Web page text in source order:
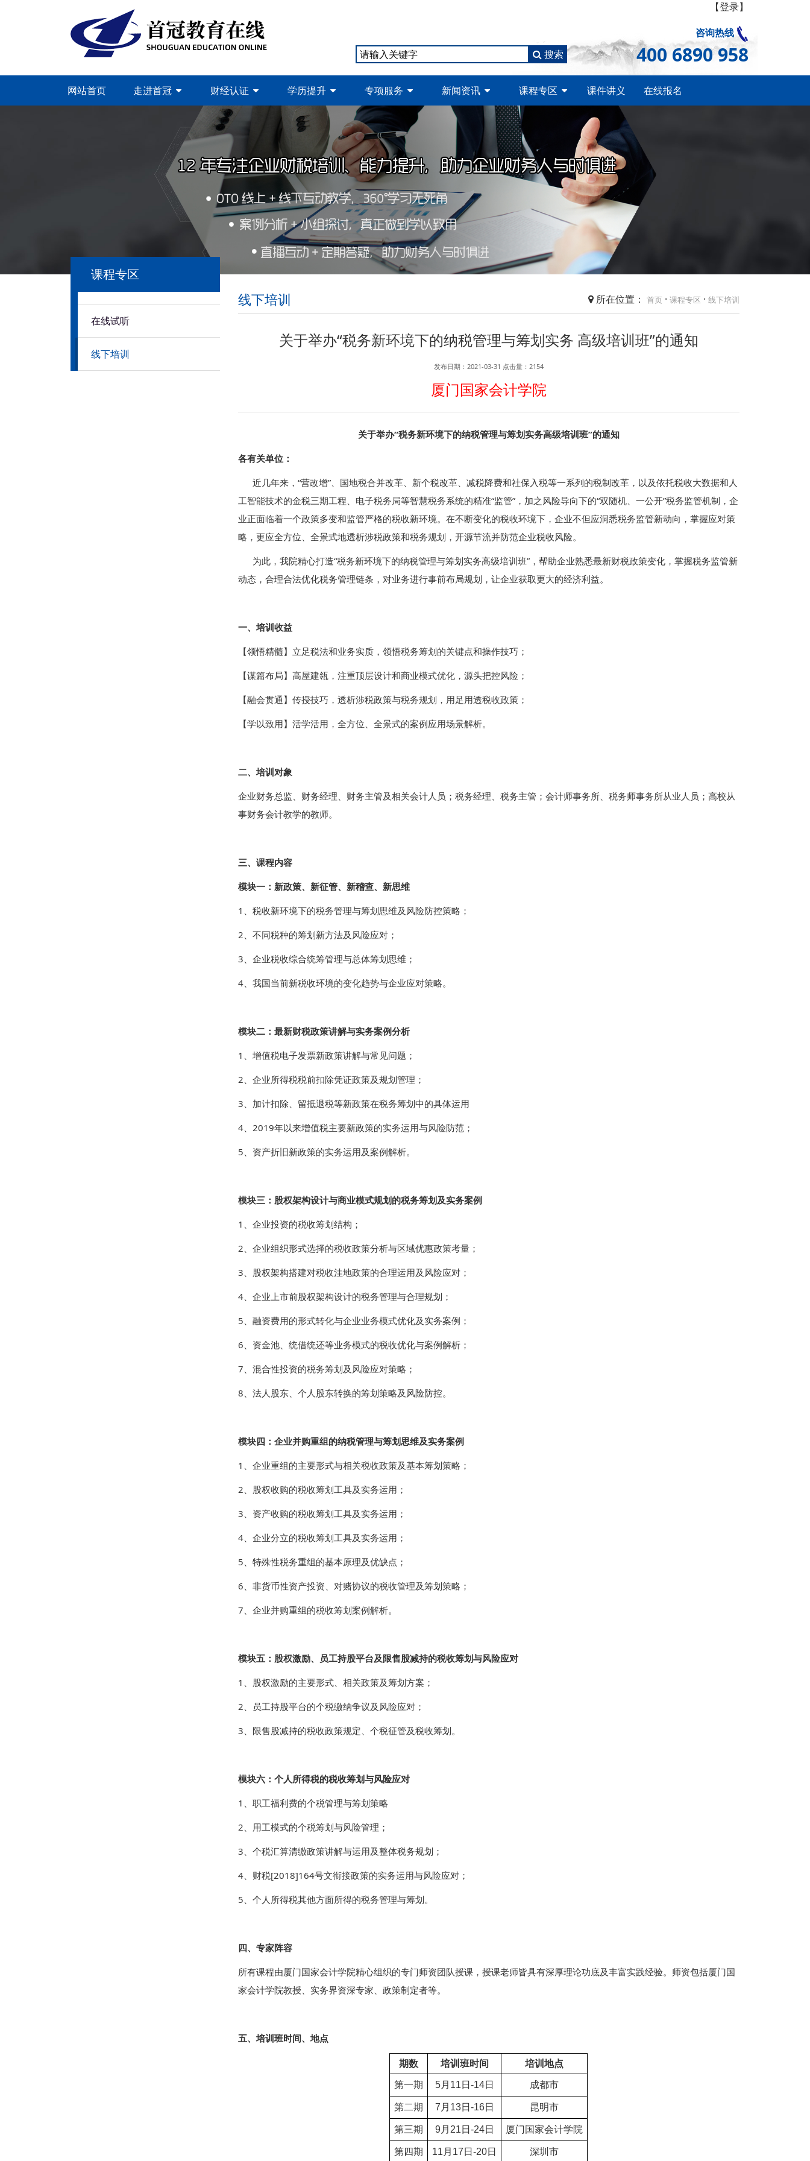
搜索
【登录】
咨询热线
400 6890 958
网站首页 走进首冠 财经认证 学历提升 专项服务 新闻资讯 课程专区 课件讲义 在线报名
课程专区
在线试听
线下培训
线下培训 所在位置： 首页 · 课程专区 · 线下培训
关于举办“税务新环境下的纳税管理与筹划实务 高级培训班”的通知
发布日期：2021-03-31 点击量： 2154
厦门国家会计学院
关于举办“税务新环境下的纳税管理与筹划实务高级培训班”的通知
各有关单位：
近几年来，“营改增”、国地税合并改革、新个税改革、减税降费和社保入税等一系列的税制改革，以及依托税收大数据和人
工智能技术的金税三期工程、电子税务局等智慧税务系统的精准“监管”，加之风险导向下的“双随机、一公开”税务监管机制，企
业正面临着一个政策多变和监管严格的税收新环境。在不断变化的税收环境下，企业不但应洞悉税务监管新动向，掌握应对策
略，更应全方位、全景式地透析涉税政策和税务规划，开源节流并防范企业税收风险。
为此，我院精心打造“税务新环境下的纳税管理与筹划实务高级培训班”，帮助企业熟悉最新财税政策变化，掌握税务监管新
动态，合理合法优化税务管理链条，对业务进行事前布局规划，让企业获取更大的经济利益。
一、培训收益
【领悟精髓】立足税法和业务实质，领悟税务筹划的关键点和操作技巧；
【谋篇布局】高屋建瓴，注重顶层设计和商业模式优化，源头把控风险；
【融会贯通】传授技巧，透析涉税政策与税务规划，用足用透税收政策；
【学以致用】活学活用，全方位、全景式的案例应用场景解析。
二、培训对象
企业财务总监、财务经理、财务主管及相关会计人员；税务经理、税务主管；会计师事务所、税务师事务所从业人员；高校从
事财务会计教学的教师。
三、课程内容
模块一：新政策、新征管、新稽查、新思维
1、税收新环境下的税务管理与筹划思维及风险防控策略；
2、不同税种的筹划新方法及风险应对；
3、企业税收综合统筹管理与总体筹划思维；
4、我国当前新税收环境的变化趋势与企业应对策略。
模块二：最新财税政策讲解与实务案例分析
1、增值税电子发票新政策讲解与常见问题；
2、企业所得税税前扣除凭证政策及规划管理；
3、加计扣除、留抵退税等新政策在税务筹划中的具体运用
4、2019年以来增值税主要新政策的实务运用与风险防范；
5、资产折旧新政策的实务运用及案例解析。
模块三：股权架构设计与商业模式规划的税务筹划及实务案例
1、企业投资的税收筹划结构；
2、企业组织形式选择的税收政策分析与区域优惠政策考量；
3、股权架构搭建对税收洼地政策的合理运用及风险应对；
4、企业上市前股权架构设计的税务管理与合理规划；
5、融资费用的形式转化与企业业务模式优化及实务案例；
6、资金池、统借统还等业务模式的税收优化与案例解析；
7、混合性投资的税务筹划及风险应对策略；
8、法人股东、个人股东转换的筹划策略及风险防控。
模块四：企业并购重组的纳税管理与筹划思维及实务案例
1、企业重组的主要形式与相关税收政策及基本筹划策略；
2、股权收购的税收筹划工具及实务运用；
3、资产收购的税收筹划工具及实务运用；
4、企业分立的税收筹划工具及实务运用；
5、特殊性税务重组的基本原理及优缺点；
6、非货币性资产投资、对赌协议的税收管理及筹划策略；
7、企业并购重组的税收筹划案例解析。
模块五：股权激励、员工持股平台及限售股减持的税收筹划与风险应对
1、股权激励的主要形式、相关政策及筹划方案；
2、员工持股平台的个税缴纳争议及风险应对；
3、限售股减持的税收政策规定、个税征管及税收筹划。
模块六：个人所得税的税收筹划与风险应对
1、职工福利费的个税管理与筹划策略
2、用工模式的个税筹划与风险管理；
3、个税汇算清缴政策讲解与运用及整体税务规划；
4、财税[2018]164号文衔接政策的实务运用与风险应对；
5、个人所得税其他方面所得的税务管理与筹划。
四、专家阵容
所有课程由厦门国家会计学院精心组织的专门师资团队授课，授课老师皆具有深厚理论功底及丰富实践经验。师资包括厦门国
家会计学院教授、实务界资深专家、政策制定者等。
五、培训班时间、地点
期数 培训班时间 培训地点
第一期 5月11日-14日 成都市
第二期 7月13日-16日 昆明市
第三期 9月21日-24日 厦门国家会计学院
第四期 11月17日-20日 深圳市